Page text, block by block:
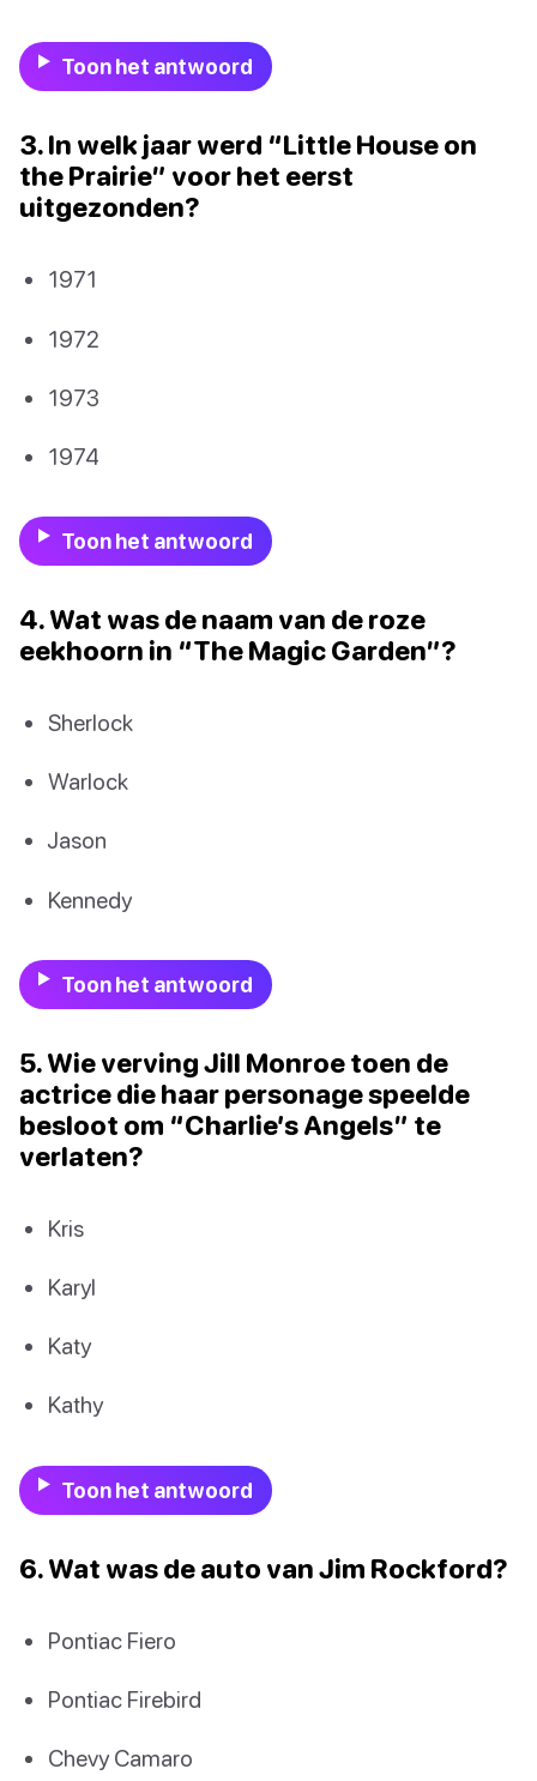
Toon het antwoord
3. In welk jaar werd “Little House on
the Prairie” voor het eerst
uitgezonden?
1971
1972
1973
1974
Toon het antwoord
4. Wat was de naam van de roze
eekhoorn in “The Magic Garden”?
Sherlock
Warlock
Jason
Kennedy
Toon het antwoord
5. Wie verving Jill Monroe toen de
actrice die haar personage speelde
besloot om “Charlie’s Angels” te
verlaten?
Kris
Karyl
Katy
Kathy
Toon het antwoord
6. Wat was de auto van Jim Rockford?
Pontiac Fiero
Pontiac Firebird
Chevy Camaro